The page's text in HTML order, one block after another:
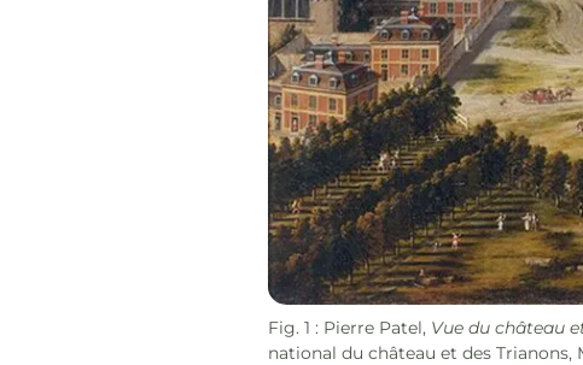
Fig. 1 : Pierre Patel, Vue du château
national du château et des